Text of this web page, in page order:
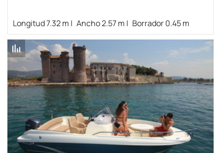
Longitud 7.32 m Ancho 2.57 m Borrador 0.45 m